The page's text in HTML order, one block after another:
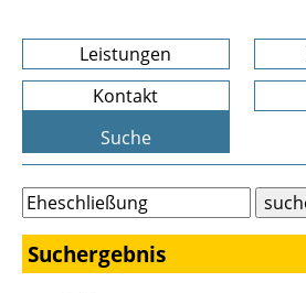
Leistungen
Kontakt
Suche
Suchergebnis